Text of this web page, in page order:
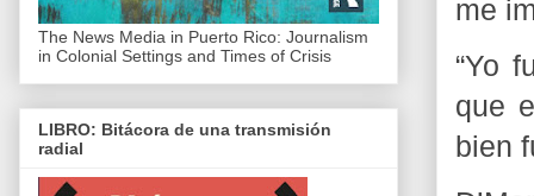
me
“Yo
que
bien
The News Media in Puerto Rico: Journalism
in Colonial Settings and Times of Crisis
LIBRO: Bitácora de una transmisión
radial